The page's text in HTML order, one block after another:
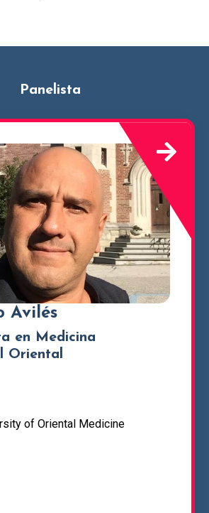
Panelista
Avilés
en Medicina
Oriental
of Oriental Medicine